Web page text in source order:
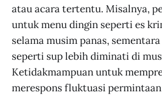
atau acara tertentu. Misalnya,
untuk menu dingin seperti es
selama musim panas,
seperti sup lebih diminati di
Ketidakmampuan untuk
merespons fluktuasi